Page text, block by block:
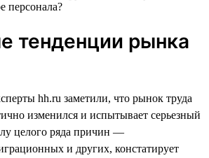
тенденции рынка
hh.ru заметили, что рынок труда
изменился и испытывает серьезный
целого ряда причин —
и других, констатирует